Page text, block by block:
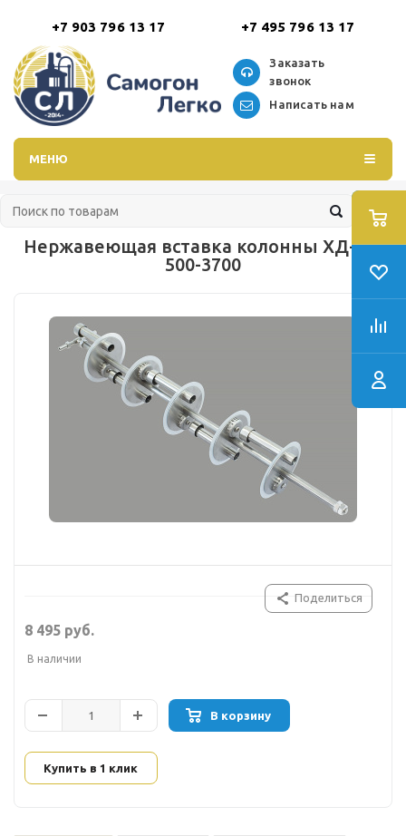
+7 903 796 13 17 +7 495 796 13 17
Заказать
звонок
Написать нам
МЕНЮ
Нержавеющая вставка колонны ХД-3d-
500-3700
Поделиться
8 495 руб.
В наличии
В корзину
Купить в 1 клик